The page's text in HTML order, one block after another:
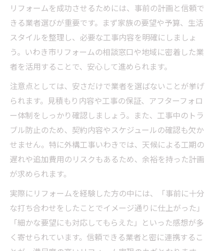
後悔しないためのリフォーム業者選びポイ
ント
リフォームを成功させるためには、事前の計画と信頼で
きる業者選びが重要です。まず家族の要望や予算、生活
スタイルを整理し、必要な工事内容を明確にしましょ
う。いわき市リフォームの相談窓口や地域に密着した業
者を活用することで、安心して進められます。
注意点としては、安さだけで業者を選ばないことが挙げ
られます。見積もり内容や工事の保証、アフターフォロ
ー体制をしっかり確認しましょう。また、工事中のトラ
ブル防止のため、契約内容やスケジュールの確認も欠か
せません。特に外構工事いわきでは、天候による工期の
遅れや追加費用のリスクもあるため、余裕を持った計画
が求められます。
実際にリフォームを経験した方の中には、「事前に十分
な打ち合わせをしたことでイメージ通りに仕上がった」
「細かな要望にも対応してもらえた」といった感想が多
く寄せられています。信頼できる業者と密に連携するこ